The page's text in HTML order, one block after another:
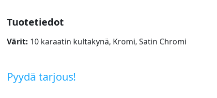
Tuotetiedot
Värit: 10 karaatin kultakynä, Kromi, Satin Chromi
Pyydä tarjous!